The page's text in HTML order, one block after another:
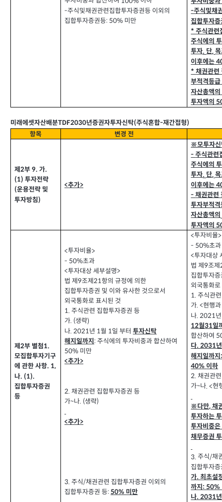
-주식및채권관련집합투자증권등 이외의
집합투자증권등: 50% 미만
-주식및채
집합투자증
*주식관련
주식에의
투자. 단,
이후에는
*채권관련
부적격등
자산총액의
투자액의
미래에셋자산배분TDF2030년증권자투자신탁(주식혼합-재간접형)
항목
변경 전
제2부9.가.
(1)투자전략
(운용전략 및
투자방침)
<추가>
※모투자신
-주식관련
주식에의
투자. 단,
이후에는
-채권관련
투자부적
자산총액의
투자액의
제2부 별첨1.
모집합투자기구
에 관한 사항. 1,
나. (1).
집합투자증권
등
<투자비율>
- 50%초과
<투자대상 세부설명>
법 제9조제21항의 규정에 의한
집합투자증권 및 이와 유사한 것으로서
외국통화로 표시된 것
1.주식관련 집합투자증권 등
가. (생략)
나. 2021년 1월 1일 부터투자신탁
해지일까지 :주식에의 투자비중과 합산하여
50% 미만
<추가>
2.채권관련 집합투자증권 등
가~나. (생략)
<추가>
3.주식/채권관련 집합투자증권 이외의
집합투자증권 등: 50% 미만
<투자비율>
- 50%초과
<투자대상
법 제9조제
집합투자
외국통화
1.주식관
가. <현행
나. 2021년
12월31일
합산하여
다. 2031년
해지일까지
40% 이하
2.채권관
가~나. <현
※다만,채
투자하는
투자비중
채무증권
3.주식/채
집합투자
가.최초설
까지 : 50%
나. 2031년